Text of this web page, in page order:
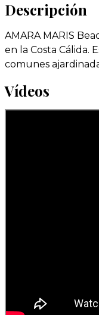
Descripción
AMARA MARIS
en la Costa Cálida.
comunes
Vídeos